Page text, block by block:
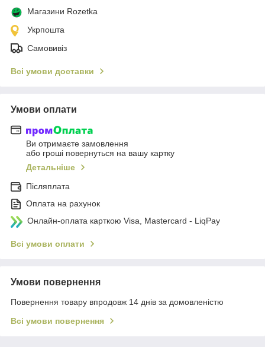
Магазини Rozetka
Укрпошта
Самовивіз
Всі умови доставки
Умови оплати
Ви отримаєте замовлення
або гроші повернуться на вашу картку
Детальніше
Післяплата
Оплата на рахунок
Онлайн-оплата карткою Visa, Mastercard - LiqPay
Всі умови оплати
Умови повернення
Повернення товару впродовж 14 днів за домовленістю
Всі умови повернення